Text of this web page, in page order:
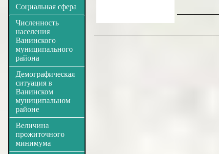
Социальная сфера
Численность
населения
Ванинского
муниципального
района
Демографическая
ситуация в
Ванинском
муниципальном
районе
Величина
прожиточного
минимума